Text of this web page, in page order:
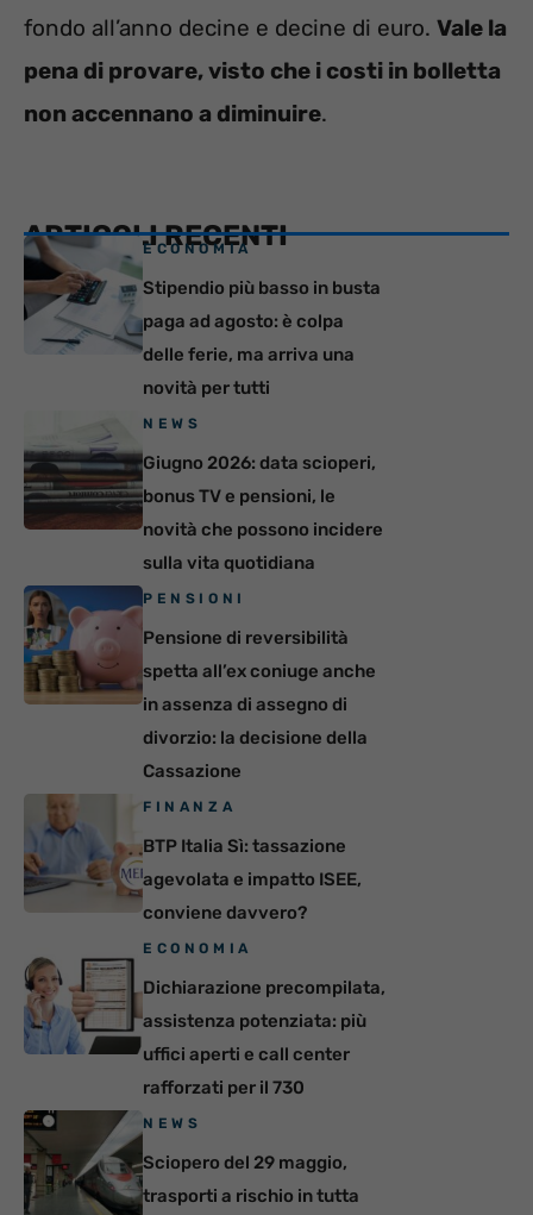
fondo all’anno decine e decine di euro. Vale la
pena di provare, visto che i costi in bolletta
non accennano a diminuire.
ARTICOLI RECENTI
ECONOMIA
Stipendio più basso in busta
paga ad agosto: è colpa
delle ferie, ma arriva una
novità per tutti
NEWS
Giugno 2026: data scioperi,
bonus TV e pensioni, le
novità che possono incidere
sulla vita quotidiana
PENSIONI
Pensione di reversibilità
spetta all’ex coniuge anche
in assenza di assegno di
divorzio: la decisione della
Cassazione
FINANZA
BTP Italia Sì: tassazione
agevolata e impatto ISEE,
conviene davvero?
ECONOMIA
Dichiarazione precompilata,
assistenza potenziata: più
uffici aperti e call center
rafforzati per il 730
NEWS
Sciopero del 29 maggio,
trasporti a rischio in tutta